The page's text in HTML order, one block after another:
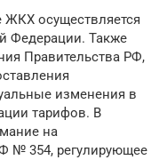
ЖКХ осуществляется
Федерации. Также
Правительства РФ,
изменения в
тарифов. В
на
№ 354, регулирующее